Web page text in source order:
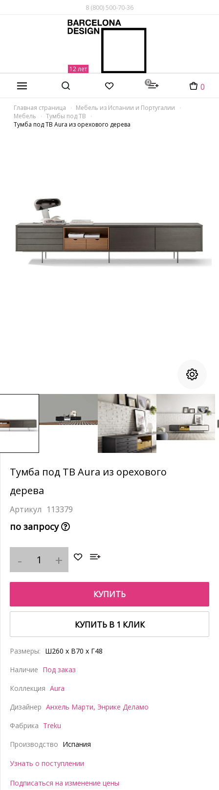
8 (800) 500-70-36
0 0
Главная страница
Мебель из Испании и Португалии
Мебель
Тумбы под ТВ
Тумба под ТВ Aura из орехового дерева
Тумба под ТВ Aura из орехового
дерева
113379
по запросу
КУПИТЬ
КУПИТЬ В 1 КЛИК
Размеры: Ш260 x В70 x Г48
Наличие Под заказ
Коллекция Aura
Дизайнер Анхель Марти, Энрике Деламо
Фабрика Treku
Производство Испания
Узнать о поступлении
Подписаться на изменение цены